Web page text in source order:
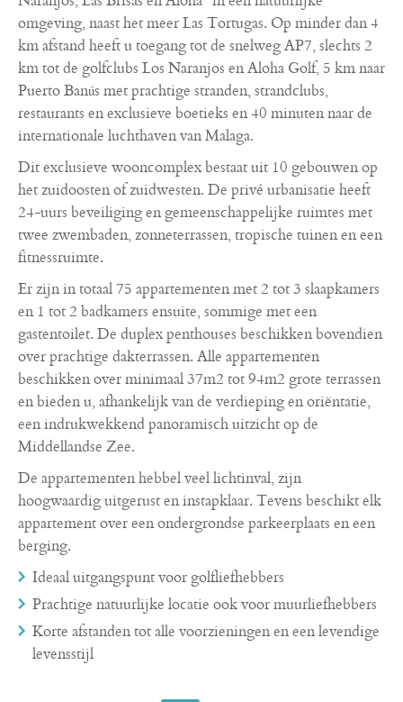
omgeving, naast het meer Las Tortugas. Op minder dan 4
km afstand heeft u toegang tot de snelweg AP7, slechts 2
km tot de golfclubs Los Naranjos en Aloha Golf, 5 km naar
Puerto Banús met prachtige stranden, strandclubs,
restaurants en exclusieve boetieks en 40 minuten naar de
internationale luchthaven van Malaga.
Dit exclusieve wooncomplex bestaat uit 10 gebouwen op
het zuidoosten of zuidwesten. De privé urbanisatie heeft
24-uurs beveiliging en gemeenschappelijke ruimtes met
twee zwembaden, zonneterrassen, tropische tuinen en een
fitnessruimte.
Er zijn in totaal 75 appartementen met 2 tot 3 slaapkamers
en 1 tot 2 badkamers ensuite, sommige met een
gastentoilet. De duplex penthouses beschikken bovendien
over prachtige dakterrassen. Alle appartementen
beschikken over minimaal 37m2 tot 94m2 grote terrassen
en bieden u, afhankelijk van de verdieping en oriëntatie,
een indrukwekkend panoramisch uitzicht op de
Middellandse Zee.
De appartementen hebbel veel lichtinval, zijn
hoogwaardig uitgerust en instapklaar. Tevens beschikt elk
appartement over een ondergrondse parkeerplaats en een
berging.
Ideaal uitgangspunt voor golfliefhebbers
Prachtige natuurlijke locatie ook voor muurliefhebbers
Korte afstanden tot alle voorzieningen en een levendige
levensstijl